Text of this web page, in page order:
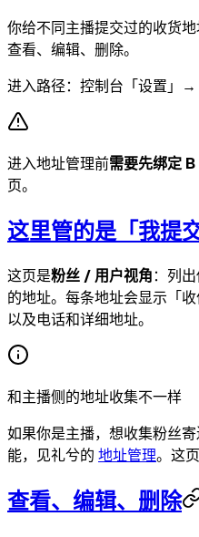
你给不同主播提交过的收货
查看、编辑、删除。
进入路径：控制台「设置」→
进入地址管理前需要先绑定 B
页。
这里管的是「我提
这页是粉丝 / 用户视角：列
的地址。每条地址会显示「
以及电话和详细地址。
和主播侧的地址收集不一样
如果你是主播，想收集粉丝
能，见礼兮的 地址管理。这
查看、编辑、删除